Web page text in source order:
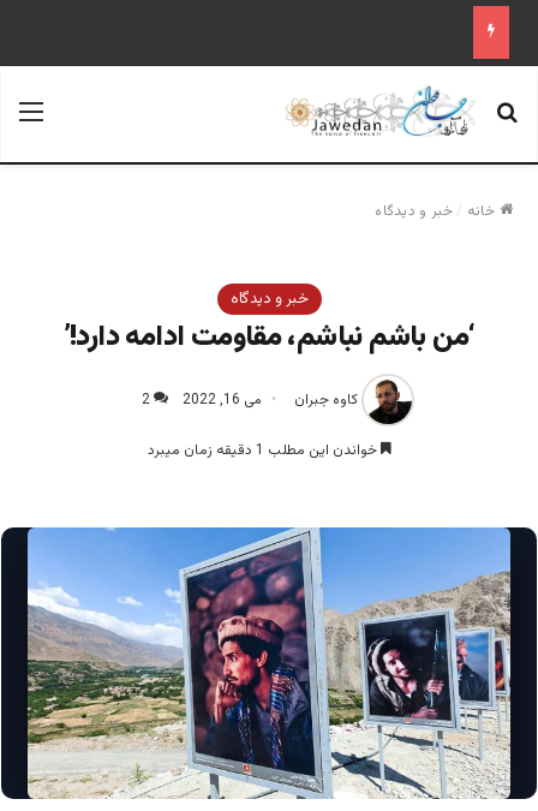
جستجو برای
خانه /خبر و دیدگاه
خبر و دیدگاه
‘من باشم نباشم، مقاومت ادامه دارد!’
کاوه جبران می 16, 2022 2
خواندن این مطلب 1 دقیقه زمان میبرد